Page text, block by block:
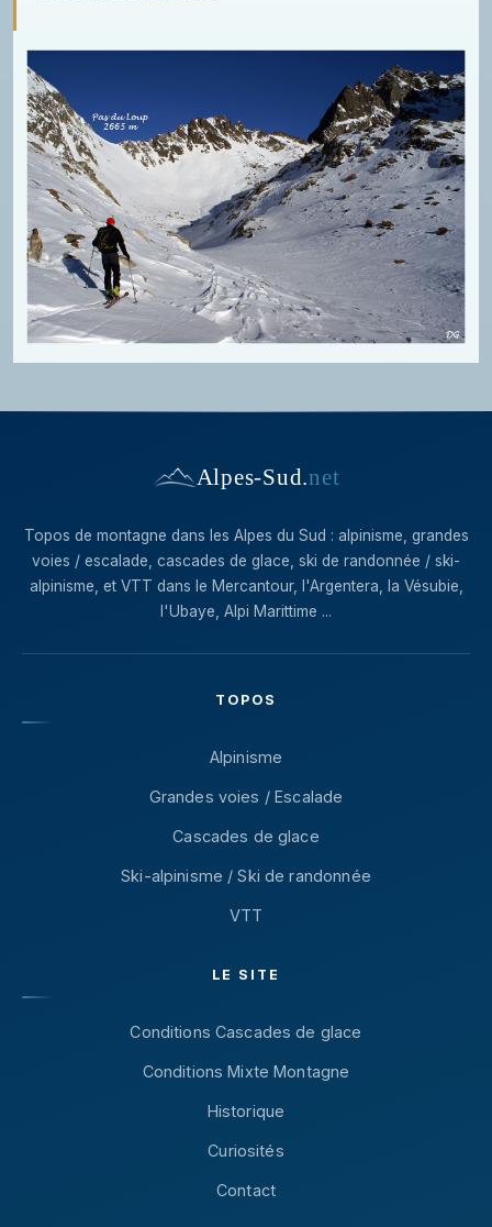
Alpes-Sud.net
Topos de montagne dans les Alpes du Sud : alpinisme, grandes
voies / escalade, cascades de glace, ski de randonnée / ski-
alpinisme, et VTT dans le Mercantour, l'Argentera, la Vésubie,
l'Ubaye, Alpi Marittime ...
TOPOS
Alpinisme
Grandes voies / Escalade
Cascades de glace
Ski-alpinisme / Ski de randonnée
VTT
LE SITE
Conditions Cascades de glace
Conditions Mixte Montagne
Historique
Curiosités
Contact